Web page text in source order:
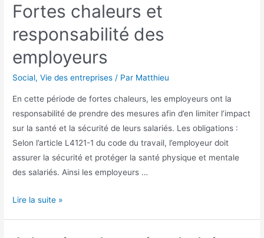
Partage
la
valeur
Fortes chaleurs et
responsabilité des
employeurs
Social,Vie des entreprises / Par Matthieu
En cette période de fortes chaleurs, les employeurs ont la
responsabilité de prendre des mesures afin d’en limiter l’impact
sur la santé et la sécurité de leurs salariés. Les obligations :
Selon l’article L4121-1 du code du travail, l’employeur doit
assurer la sécurité et protéger la santé physique et mentale
des salariés. Ainsi les employeurs …
Fortes
Lire la suite »